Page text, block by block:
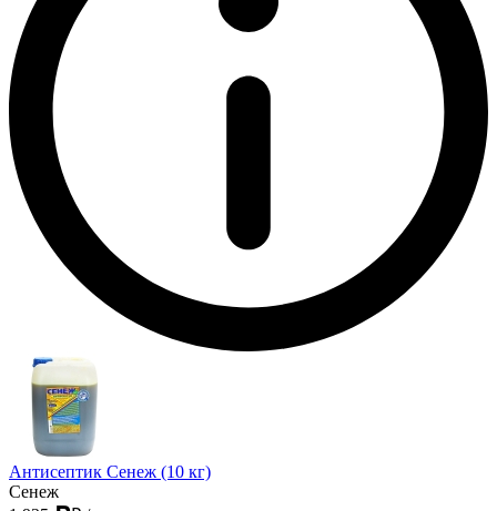
Антисептик Сенеж (10 кг)
Сенеж